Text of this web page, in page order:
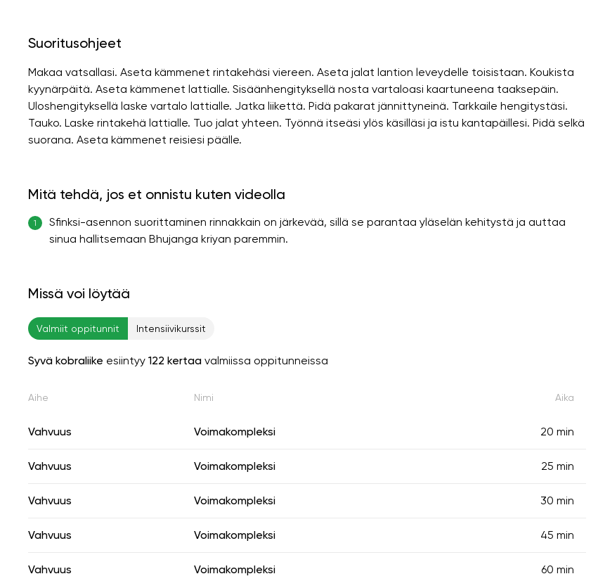
Suoritusohjeet
Makaa vatsallasi. Aseta kämmenet rintakehäsi viereen. Aseta jalat lantion leveydelle toisistaan. Koukista
kyynärpäitä. Aseta kämmenet lattialle. Sisäänhengityksellä nosta vartaloasi kaartuneena taaksepäin.
Uloshengityksellä laske vartalo lattialle. Jatka liikettä. Pidä pakarat jännittyneinä. Tarkkaile hengitystäsi.
Tauko. Laske rintakehä lattialle. Tuo jalat yhteen. Työnnä itseäsi ylös käsilläsi ja istu kantapäillesi. Pidä selkä
suorana. Aseta kämmenet reisiesi päälle.
Mitä tehdä, jos et onnistu kuten videolla
1
Sfinksi-asennon suorittaminen rinnakkain on järkevää, sillä se parantaa yläselän kehitystä ja auttaa
sinua hallitsemaan Bhujanga kriyan paremmin.
Missä voi löytää
Valmiit oppitunnit Intensiivikurssit
Syvä kobraliike esiintyy 122 kertaa valmiissa oppitunneissa
Aihe Nimi Aika
Vahvuus Voimakompleksi 20 min
Vahvuus Voimakompleksi 25 min
Vahvuus Voimakompleksi 30 min
Vahvuus Voimakompleksi 45 min
Vahvuus Voimakompleksi 60 min